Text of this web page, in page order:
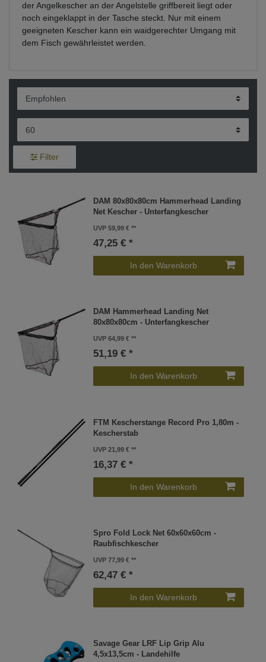
der Angelkescher an der Angelstelle griffbereit liegt oder
noch eingeklappt in der Tasche steckt. Nur mit einem
geeigneten Kescher kann ein waidgerechter Umgang mit
dem Fisch gewährleistet werden.
Filter
DAM 80x80x80cm Hammerhead Landing
Net Kescher - Unterfangkescher
UVP 59,99 €
47,25 € *
In den Warenkorb
DAM Hammerhead Landing Net
80x80x80cm - Unterfangkescher
UVP 64,99 €
51,19 € *
In den Warenkorb
FTM Kescherstange Record Pro 1,80m -
Kescherstab
UVP 21,99 €
16,37 € *
In den Warenkorb
Spro Fold Lock Net 60x60x60cm -
Raubfischkescher
UVP 77,99 €
62,47 € *
In den Warenkorb
Savage Gear LRF Lip Grip Alu
4,5x13,5cm - Landehilfe